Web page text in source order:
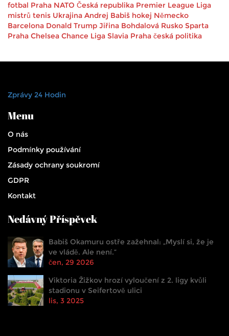
fotbal Praha NATO Česká republika Premier League Liga
mistrů tenis Ukrajina Andrej Babiš hokej Německo
Barcelona Donald Trump Jiřina Bohdalová Rusko Sparta
Praha Chelsea Chance Liga Slavia Praha česká politika
Zprávy 24 Hodin
Menu
O nás
Podmínky používání
Zásady ochrany soukromí
GDPR
Kontakt
Nedávný Příspěvek
Babiš Okamuru ostře zažehnal: „Myslí si, že je
ve vládě. Ale není.“
čen, 29 2026
Viktoria Žižkov hrozí vyloučení z 2. ligy kvůli
stadionu v Seifertově ulici
lis, 3 2025